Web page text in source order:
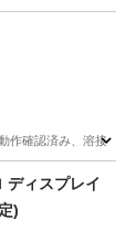
確認済み、溶接
ィスプレイ
)